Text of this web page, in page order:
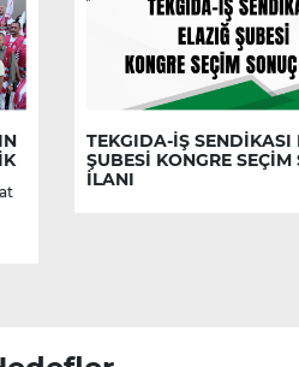
TEKGIDA-İŞ SENDİKASI
ŞUBESİ KONGRE SEÇİM
İLANI